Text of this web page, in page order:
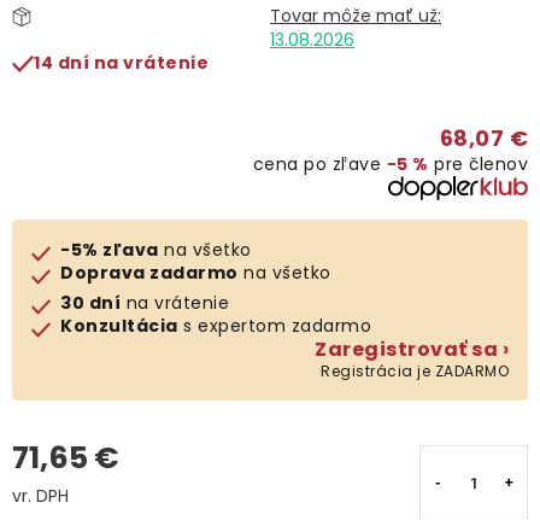
Predávané značky
Klub výhod
Kontakty
13.08.2026
14 dní na vrátenie
68,07 €
cena po zľave −5 % pre členov
-5% zľava na všetko
Doprava zadarmo na všetko
30 dní na vrátenie
Konzultácia s expertom zadarmo
Zaregistrovať sa ›
Registrácia je ZADARMO
71,65 €